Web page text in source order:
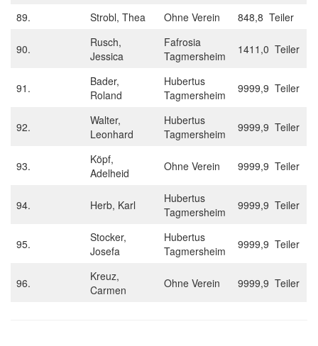
89. Strobl, Thea Ohne Verein 848,8 Teiler
90.
Rusch,
Jessica
Fafrosia
Tagmersheim
1411,0 Teiler
91.
Bader,
Roland
Hubertus
Tagmersheim
9999,9 Teiler
92.
Walter,
Leonhard
Hubertus
Tagmersheim
9999,9 Teiler
93.
Köpf,
Adelheid
Ohne Verein 9999,9 Teiler
94. Herb, Karl
Hubertus
Tagmersheim
9999,9 Teiler
95.
Stocker,
Josefa
Hubertus
Tagmersheim
9999,9 Teiler
96.
Kreuz,
Carmen
Ohne Verein 9999,9 Teiler